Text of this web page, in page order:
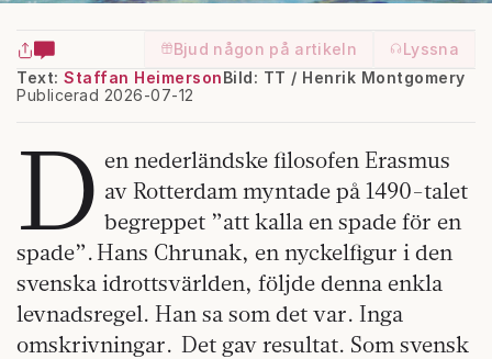
Bjud någon på artikeln
Lyssna
Text: Staffan Heimerson
Publicerad 2026-07-12
Bild: TT / Henrik Montgomery
D en nederländske filosofen Erasmus
av Rotterdam myntade på 1490-talet
begreppet ”att kalla en spade för en
spade”. Hans Chrunak, en nyckelfigur i den
svenska idrottsvärlden, följde denna enkla
levnadsregel. Han sa som det var. Inga
omskrivningar. Det gav resultat. Som svensk